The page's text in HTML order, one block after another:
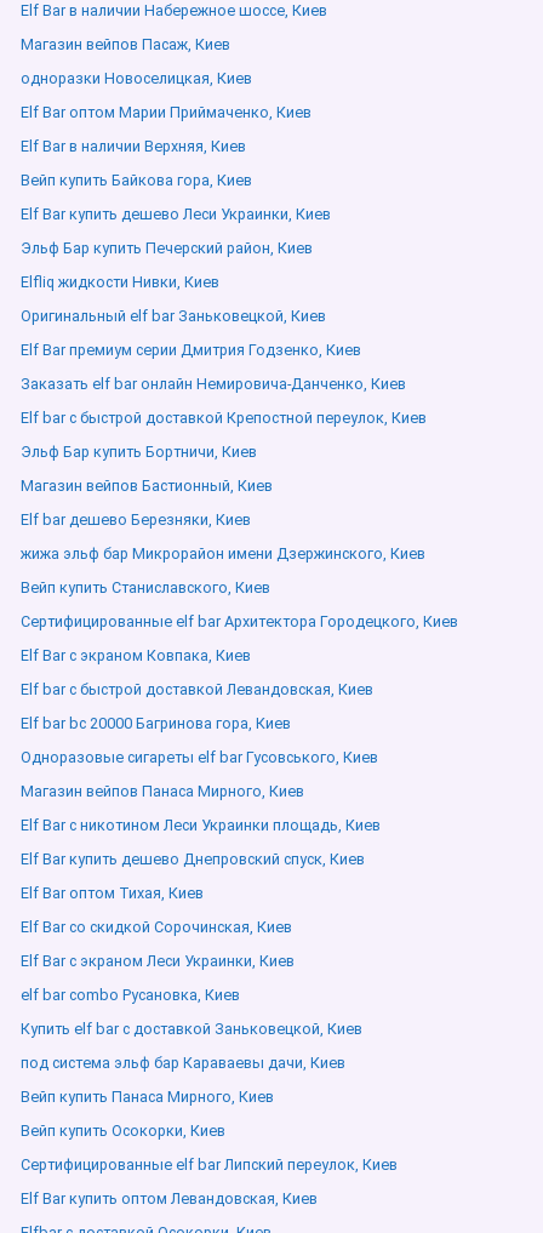
Elf Bar в наличии Набережное шоссе, Киев
Магазин вейпов Пасаж, Киев
одноразки Новоселицкая, Киев
Elf Bar оптом Марии Приймаченко, Киев
Elf Bar в наличии Верхняя, Киев
Вейп купить Байкова гора, Киев
Elf Bar купить дешево Леси Украинки, Киев
Эльф Бар купить Печерский район, Киев
Elfliq жидкости Нивки, Киев
Оригинальный elf bar Заньковецкой, Киев
Elf Bar премиум серии Дмитрия Годзенко, Киев
Заказать elf bar онлайн Немировича-Данченко, Киев
Elf bar с быстрой доставкой Крепостной переулок, Киев
Эльф Бар купить Бортничи, Киев
Магазин вейпов Бастионный, Киев
Elf bar дешево Березняки, Киев
жижа эльф бар Микрорайон имени Дзержинского, Киев
Вейп купить Станиславского, Киев
Сертифицированные elf bar Архитектора Городецкого, Киев
Elf Bar с экраном Ковпака, Киев
Elf bar с быстрой доставкой Левандовская, Киев
Elf bar bc 20000 Багринова гора, Киев
Одноразовые сигареты elf bar Гусовського, Киев
Магазин вейпов Панаса Мирного, Киев
Elf Bar с никотином Леси Украинки площадь, Киев
Elf Bar купить дешево Днепровский спуск, Киев
Elf Bar оптом Тихая, Киев
Elf Bar со скидкой Сорочинская, Киев
Elf Bar с экраном Леси Украинки, Киев
elf bar combo Русановка, Киев
Купить elf bar с доставкой Заньковецкой, Киев
под система эльф бар Караваевы дачи, Киев
Вейп купить Панаса Мирного, Киев
Вейп купить Осокорки, Киев
Сертифицированные elf bar Липский переулок, Киев
Elf Bar купить оптом Левандовская, Киев